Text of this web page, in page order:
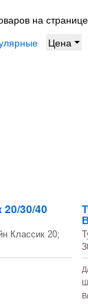
на странице
Цена
20/30/40
Классик 20;